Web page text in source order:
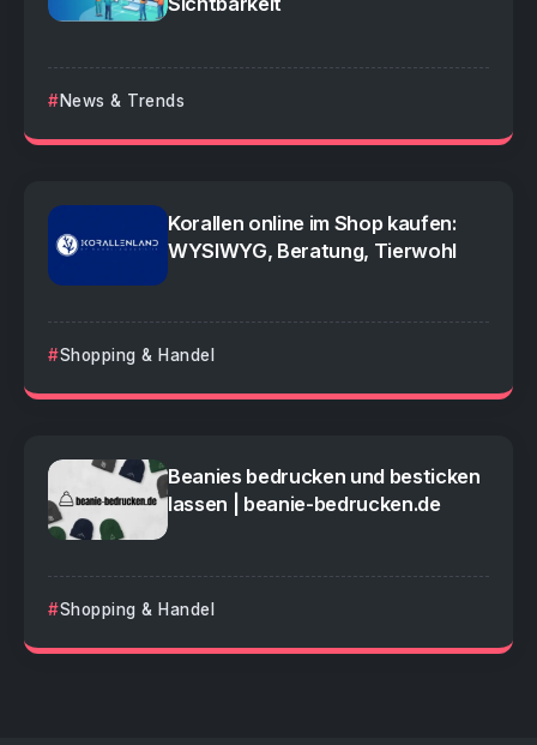
News & Trends
Korallen online im Shop kaufen:
WYSIWYG, Beratung, Tierwohl
Shopping & Handel
Beanies bedrucken und besticken
lassen | beanie-bedrucken.de
Shopping & Handel